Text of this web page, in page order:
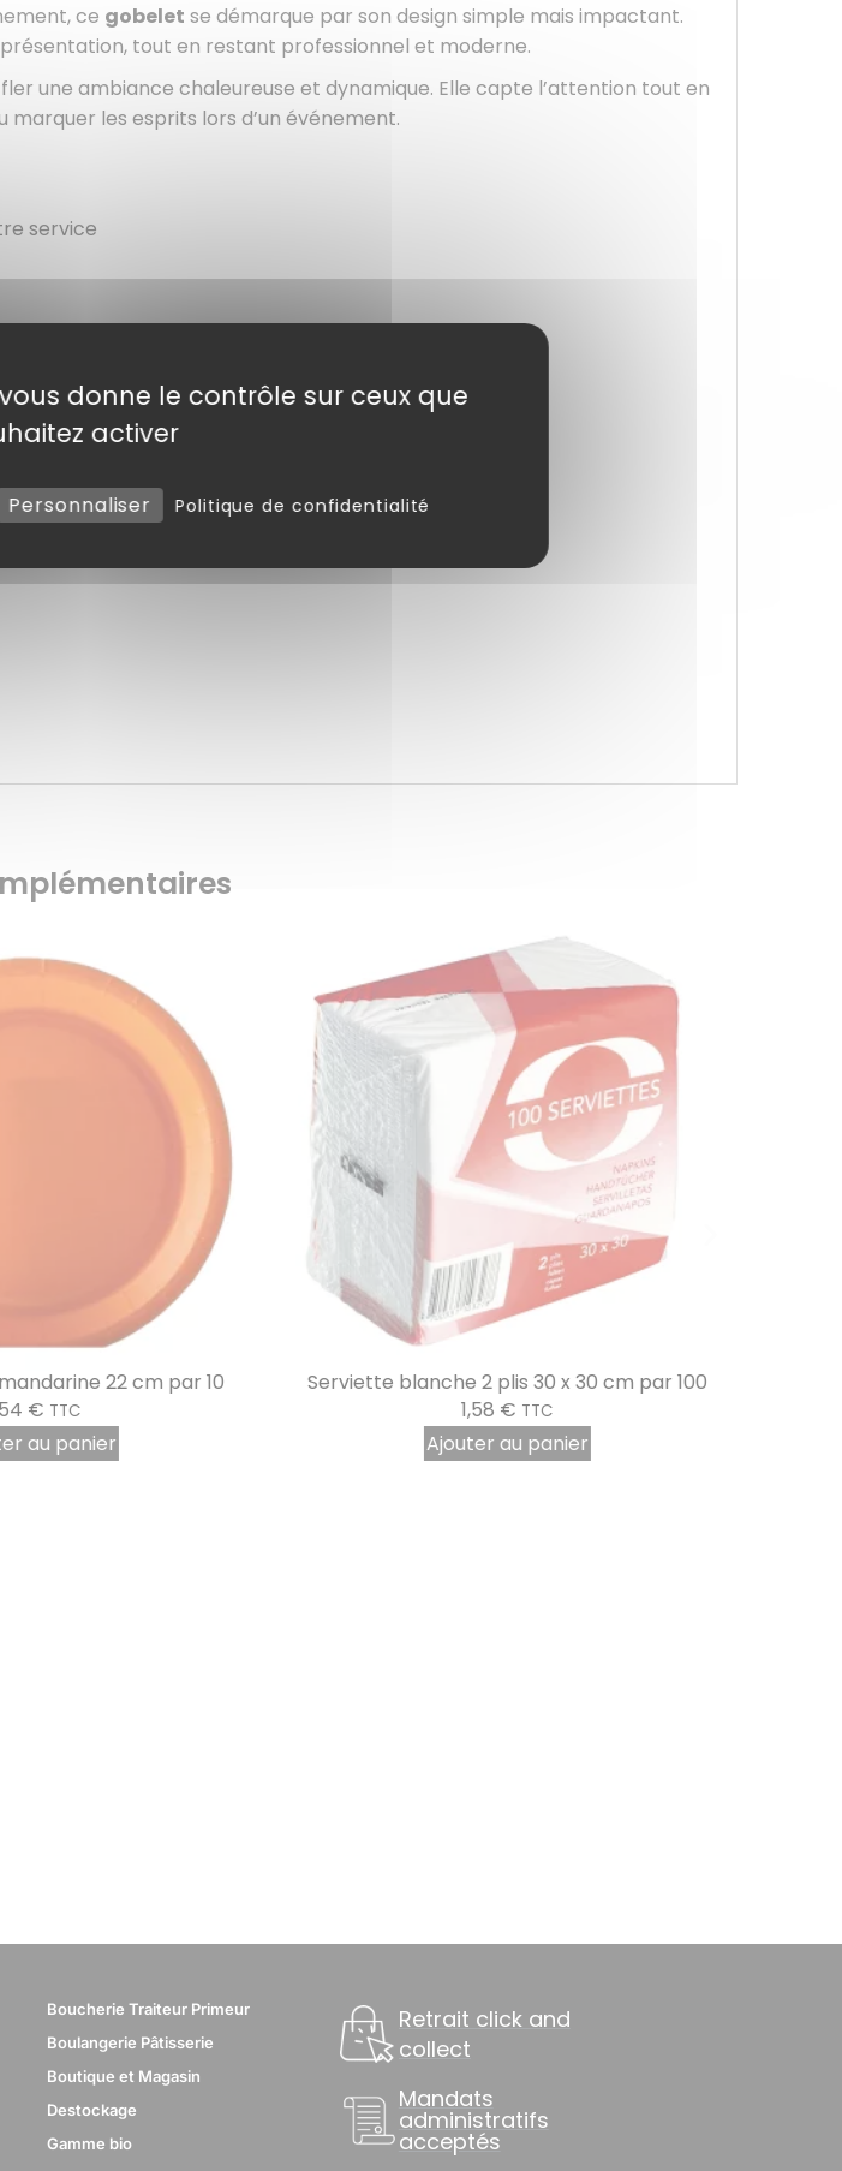
ce gobelet se démarque par son design simple mais impactant.
tout en restant professionnel et moderne.
une ambiance chaleureuse et dynamique. Elle capte l’attention tout en
les esprits lors d’un événement.
service
22 cm par 10
€ TTC
au panier
Serviette blanche 2 plis 30 x 30 cm par 100
1,58 € TTC
Ajouter au panier
Boucherie Traiteur Primeur
Boulangerie Pâtisserie
Boutique et Magasin
Destockage
Gamme bio
Retrait click and
collect
Mandats
administratifs
acceptés
donne le contrôle sur ceux que
activer
Personnaliser Politique de confidentialité